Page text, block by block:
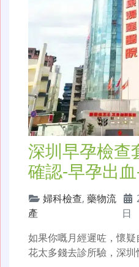
深圳早孕檢查
確認-早孕出
婦科檢查, 藥物流
產
日
如果你嘅月經遲咗，懷
花太多錢去診所驗，深